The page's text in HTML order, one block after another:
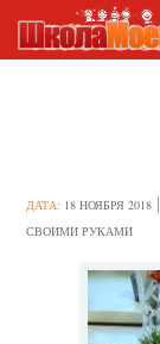
ДАТА: 18 НОЯБРЯ 2018
СВОИМИ РУКАМИ